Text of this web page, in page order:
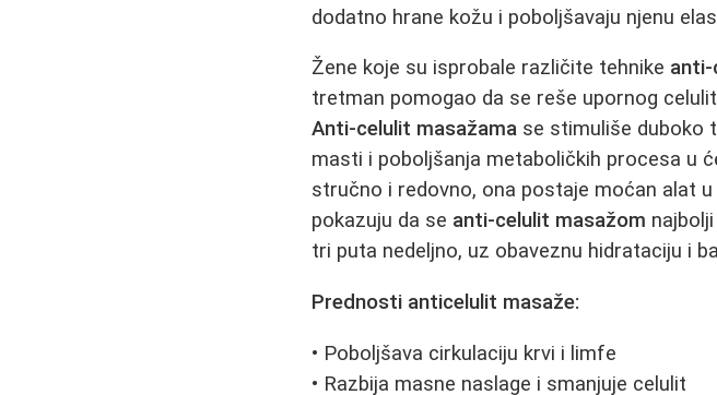
dodatno hrane kožu i poboljšavaju njenu
Žene koje su isprobale različite tehnike anti-
tretman pomogao da se reše upornog
Anti-celulit masažama se stimuliše duboko
masti i poboljšanja metaboličkih procesa u
stručno i redovno, ona postaje moćan alat
pokazuju da se anti-celulit masažom
tri puta nedeljno, uz obaveznu hidrataciju i
Prednosti anticelulit masaže:
• Poboljšava cirkulaciju krvi i limfe
• Razbija masne naslage i smanjuje celulit